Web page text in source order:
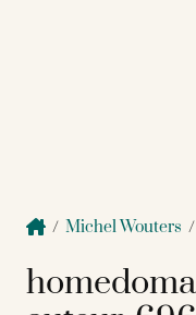
/ Michel Wouters /